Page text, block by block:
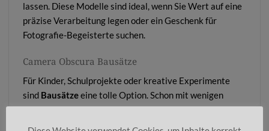
lassen. Diese Modelle sind ideal, wenn Sie Wert auf eine
präzise Verarbeitung legen oder ein Geschenk für
Fotografie-Begeisterte suchen.
Camera Obscura Bausätze
Für Kinder, Schulprojekte oder kreative Experimente
sind Bausätzeeine tolle Option. Schon mit wenigen
Handgriffen lässt sich aus vorgestanzten Teilen eine